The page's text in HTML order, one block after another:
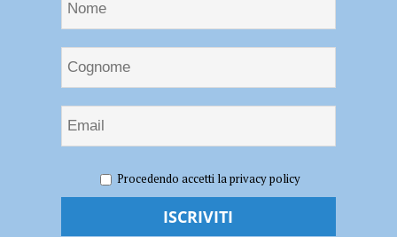
idrogeologico, in programma interventi per oltre 16 milioni di euro
Dissesto idrogeologico, in programma
Procedendo accetti la privacy policy